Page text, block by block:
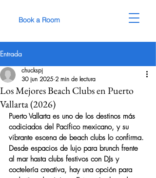
Book a Room
Entrada
Los Mejores Beach Clubs en Puerto
Vallarta (2026)
chuckspj
30 jun 2025 2 min de lectura
Puerto Vallarta es uno de los destinos más
codiciados del Pacífico mexicano, y su
vibrante escena de beach clubs lo confirma.
Desde espacios de lujo para brunch frente
al mar hasta clubs festivos con DJs y
coctelería creativa, hay una opción para